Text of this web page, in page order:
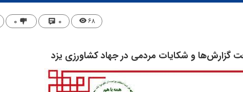
۶۸ ۰ ۰
گزارش‌ها و شکایات مردمی در جهاد کشاورزی یزد